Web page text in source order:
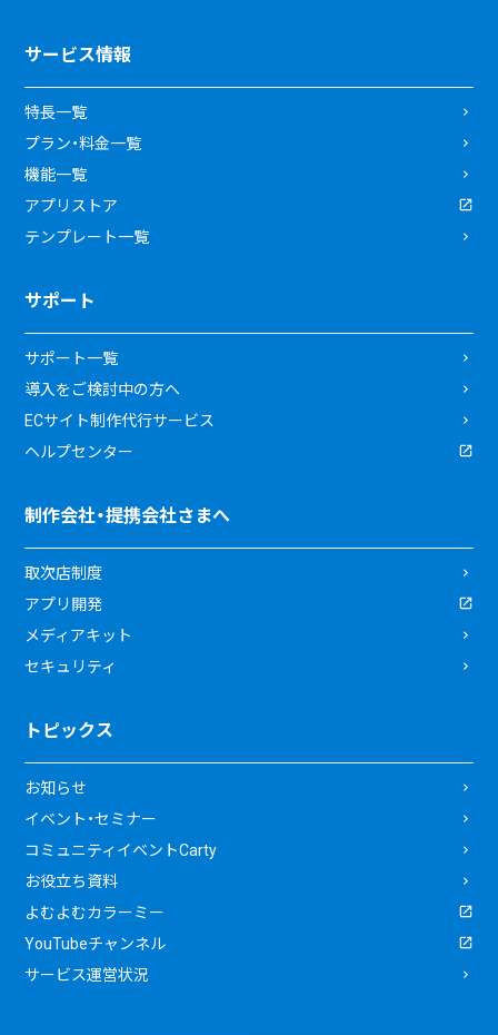
サービス情報
特長一覧
プラン・料金一覧
機能一覧
アプリストア
テンプレート一覧
サポート
サポート一覧
導入をご検討中の方へ
ECサイト制作代行サービス
ヘルプセンター
制作会社・提携会社さまへ
取次店制度
アプリ開発
メディアキット
セキュリティ
トピックス
お知らせ
イベント・セミナー
コミュニティイベントCarty
お役立ち資料
よむよむカラーミー
YouTubeチャンネル
サービス運営状況